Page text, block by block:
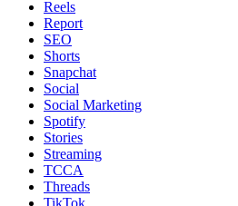
Reels
Report
SEO
Shorts
Snapchat
Social
Social Marketing
Spotify
Stories
Streaming
TCCA
Threads
TikTok